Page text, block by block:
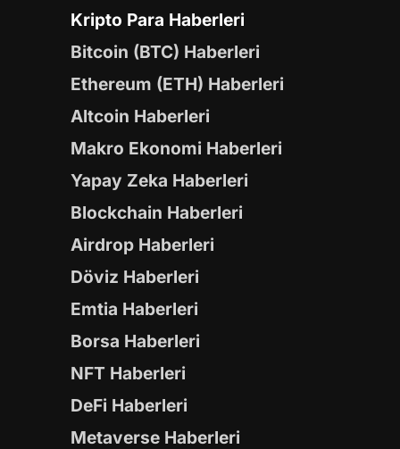
Kripto Para Haberleri
Bitcoin (BTC) Haberleri
Ethereum (ETH) Haberleri
Altcoin Haberleri
Makro Ekonomi Haberleri
Yapay Zeka Haberleri
Blockchain Haberleri
Airdrop Haberleri
Döviz Haberleri
Emtia Haberleri
Borsa Haberleri
NFT Haberleri
DeFi Haberleri
Metaverse Haberleri